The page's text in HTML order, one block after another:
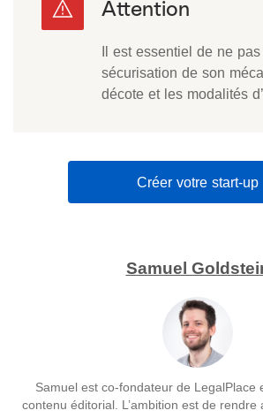
Il est essentiel de ne
sécurisation de son
décote et les modalités
Créer votre start-up
Samuel
Samuel est co-fondateur de LegalPlace
contenu éditorial. L’ambition est de rendre